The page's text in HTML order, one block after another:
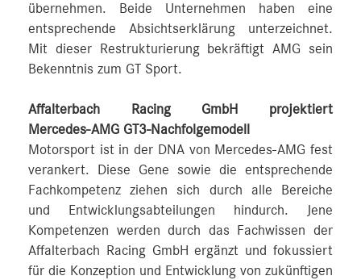
übernehmen. Beide Unternehmen haben eine
entsprechende Absichtserklärung unterzeichnet.
Mit dieser Restrukturierung bekräftigt AMG sein
Bekenntnis zum GT Sport.
Affalterbach Racing GmbH projektiert
Mercedes‑AMG GT3‑Nachfolgemodell
Motorsport ist in der DNA von Mercedes‑AMG fest
verankert. Diese Gene sowie die entsprechende
Fachkompetenz ziehen sich durch alle Bereiche
und Entwicklungsabteilungen hindurch. Jene
Kompetenzen werden durch das Fachwissen der
Affalterbach Racing GmbH ergänzt und fokussiert
für die Konzeption und Entwicklung von zukünftigen